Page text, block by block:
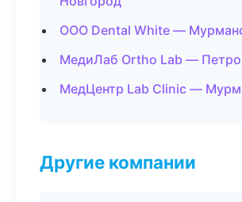
ООО Dental White —
МедиЛаб Ortho Lab —
МедЦентр Lab Clinic —
Другие компании